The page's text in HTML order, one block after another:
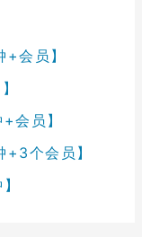
会员】
会员】
个会员】